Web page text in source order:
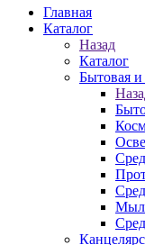
Главная
Каталог
Назад
Каталог
Бытовая